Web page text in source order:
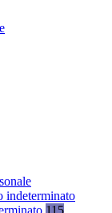
indeterminato